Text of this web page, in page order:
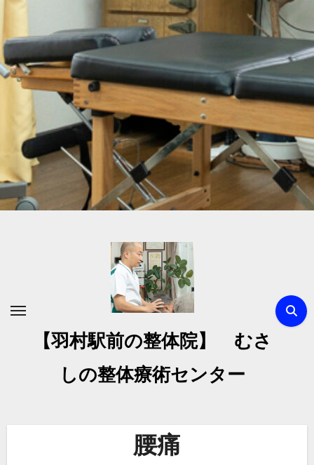
を
ス
【羽村駅前の整体院】 むさ
しの整体療術センター
腰痛